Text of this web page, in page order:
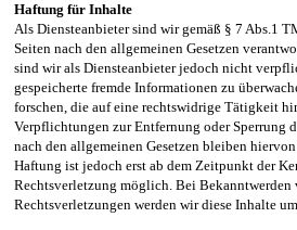
Haftung für Inhalte
Als Diensteanbieter sind wir gemäß § 7 Abs.1
Seiten nach den allgemeinen Gesetzen
sind wir als Diensteanbieter jedoch nicht
gespeicherte fremde Informationen zu
forschen, die auf eine rechtswidrige Tätigkeit
Verpflichtungen zur Entfernung oder Sperrung
nach den allgemeinen Gesetzen bleiben
Haftung ist jedoch erst ab dem Zeitpunkt der
Rechtsverletzung möglich. Bei Bekanntwerden
Rechtsverletzungen werden wir diese Inhalte